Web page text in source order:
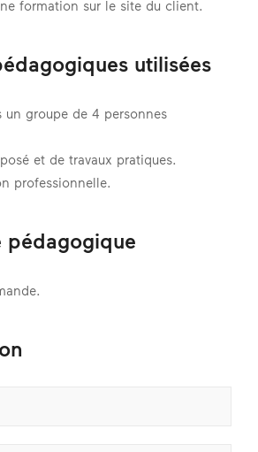
formation sur le site du client.
utilisées
un groupe de 4 personnes
et de travaux pratiques.
professionnelle.
pédagogique